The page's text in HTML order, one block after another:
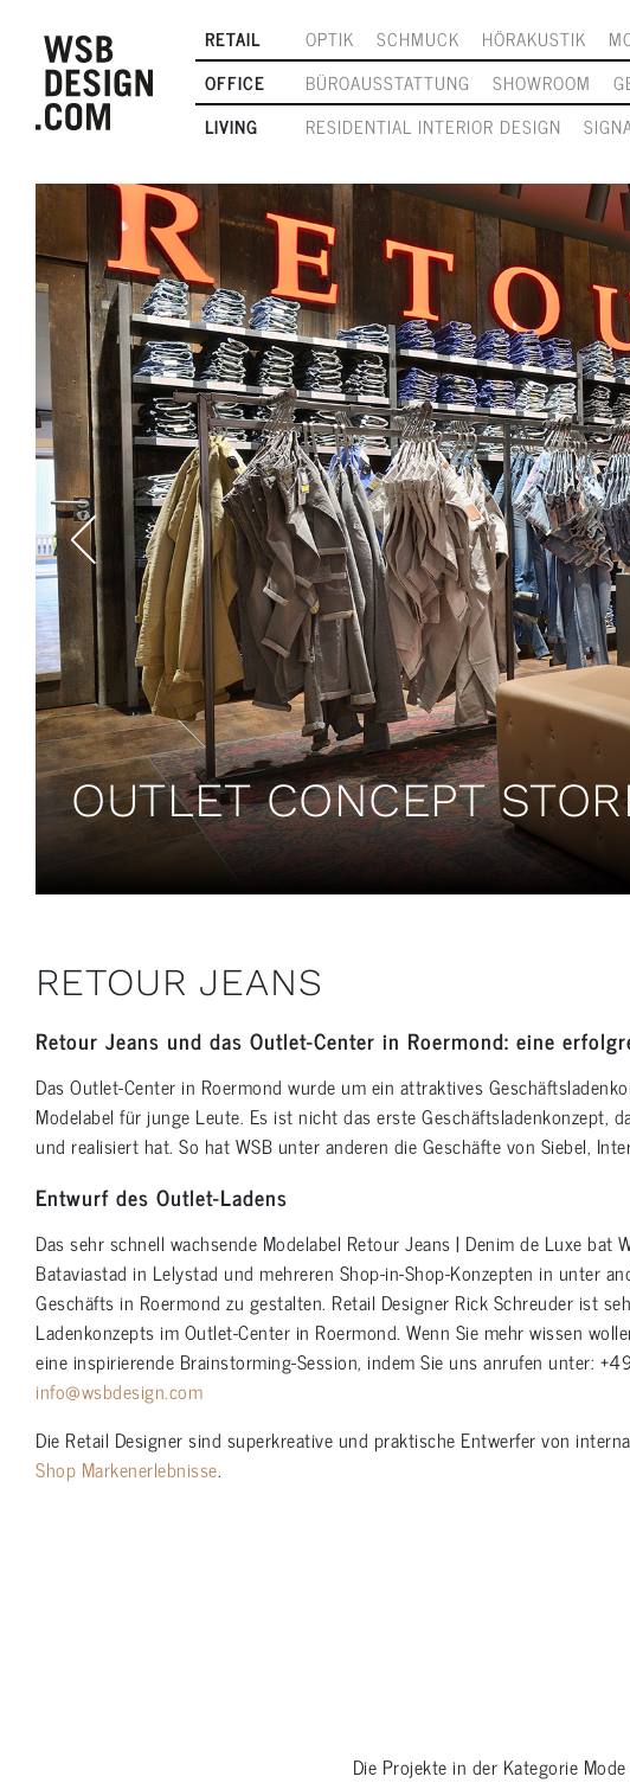
RETAIL OPTIK SCHMUCK HÖRAKUSTIK
OFFICE
BÜROAUSSTATTUNG SHOWROOM
LIVING
RESIDENTIAL INTERIOR DESIGN
OUTLET CONCEPT
RETOUR JEANS
Retour Jeans und das Outlet-Center in Roermond: eine
Das Outlet-Center in Roermond wurde um ein attraktives
Modelabel für junge Leute. Es ist nicht das erste Geschäftsladenkonzept,
und realisiert hat. So hat WSB unter anderen die Geschäfte von Siebel,
Entwurf des Outlet-Ladens
Das sehr schnell wachsende Modelabel Retour Jeans | Denim de Luxe bat
Bataviastad in Lelystad und mehreren Shop-in-Shop-Konzepten in unter
Geschäfts in Roermond zu gestalten. Retail Designer Rick Schreuder ist
Ladenkonzepts im Outlet-Center in Roermond. Wenn Sie mehr wissen
eine inspirierende Brainstorming-Session, indem Sie uns anrufen unter:
info@wsbdesign.com
Die Retail Designer sind superkreative und praktische Entwerfer von
Shop Markenerlebnisse.
Die Projekte in der Kategorie Mode